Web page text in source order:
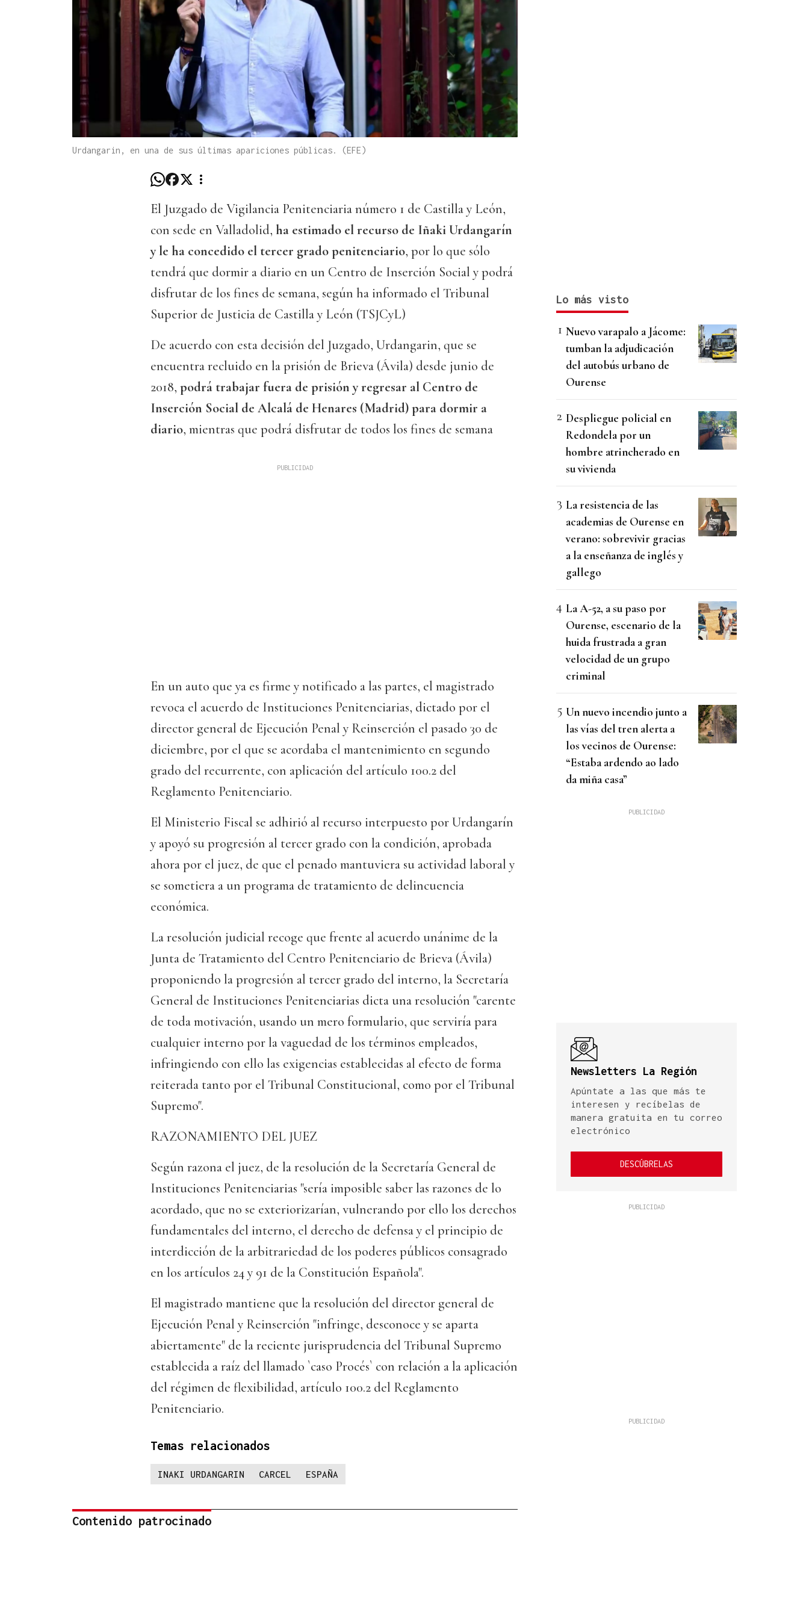
Urdangarin, en una de sus últimas apariciones públicas. (EFE)
El Juzgado de Vigilancia Penitenciaria número 1 de Castilla y León,
con sede en Valladolid, ha estimado el recurso de Iñaki Urdangarín
y le ha concedido el tercer grado penitenciario, por lo que sólo
tendrá que dormir a diario en un Centro de Inserción Social y podrá
disfrutar de los fines de semana, según ha informado el Tribunal
Superior de Justicia de Castilla y León (TSJCyL)
De acuerdo con esta decisión del Juzgado, Urdangarin, que se
encuentra recluido en la prisión de Brieva (Ávila) desde junio de
2018, podrá trabajar fuera de prisión y regresar al Centro de
Inserción Social de Alcalá de Henares (Madrid) para dormir a
diario, mientras que podrá disfrutar de todos los fines de semana
En un auto que ya es firme y notificado a las partes, el magistrado
revoca el acuerdo de Instituciones Penitenciarias, dictado por el
director general de Ejecución Penal y Reinserción el pasado 30 de
diciembre, por el que se acordaba el mantenimiento en segundo
grado del recurrente, con aplicación del artículo 100.2 del
Reglamento Penitenciario.
El Ministerio Fiscal se adhirió al recurso interpuesto por Urdangarín
y apoyó su progresión al tercer grado con la condición, aprobada
ahora por el juez, de que el penado mantuviera su actividad laboral y
se sometiera a un programa de tratamiento de delincuencia
económica.
La resolución judicial recoge que frente al acuerdo unánime de la
Junta de Tratamiento del Centro Penitenciario de Brieva (Ávila)
proponiendo la progresión al tercer grado del interno, la Secretaría
General de Instituciones Penitenciarias dicta una resolución "carente
de toda motivación, usando un mero formulario, que serviría para
cualquier interno por la vaguedad de los términos empleados,
infringiendo con ello las exigencias establecidas al efecto de forma
reiterada tanto por el Tribunal Constitucional, como por el Tribunal
Supremo".
RAZONAMIENTO DEL JUEZ
Según razona el juez, de la resolución de la Secretaría General de
Instituciones Penitenciarias "sería imposible saber las razones de lo
acordado, que no se exteriorizarían, vulnerando por ello los derechos
fundamentales del interno, el derecho de defensa y el principio de
interdicción de la arbitrariedad de los poderes públicos consagrado
en los artículos 24 y 91 de la Constitución Española".
El magistrado mantiene que la resolución del director general de
Ejecución Penal y Reinserción "infringe, desconoce y se aparta
abiertamente" de la reciente jurisprudencia del Tribunal Supremo
establecida a raíz del llamado `caso Procés` con relación a la aplicación
del régimen de flexibilidad, artículo 100.2 del Reglamento
Penitenciario.
Temas relacionados
INAKI URDANGARIN CARCEL ESPAÑA
Contenido patrocinado
Lo más visto
Nuevo varapalo a Jácome:
tumban la adjudicación
del autobús urbano de
Ourense
Despliegue policial en
Redondela por un
hombre atrincherado en
su vivienda
La resistencia de las
academias de Ourense en
verano: sobrevivir gracias
a la enseñanza de inglés y
gallego
La A-52, a su paso por
Ourense, escenario de la
huida frustrada a gran
velocidad de un grupo
criminal
Un nuevo incendio junto a
las vías del tren alerta a
los vecinos de Ourense:
“Estaba ardendo ao lado
da miña casa”
Newsletters La Región
Apúntate a las que más te
interesen y recíbelas de
manera gratuita en tu correo
electrónico
DESCÚBRELAS